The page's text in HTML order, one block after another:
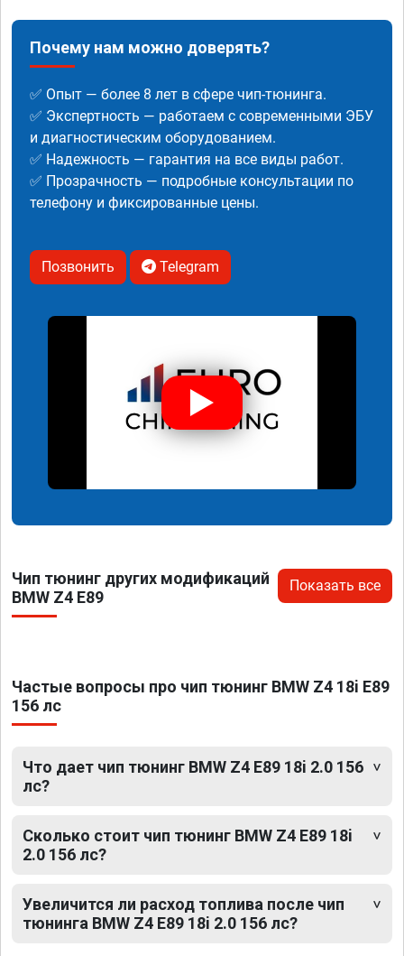
Почему нам можно доверять?
✅ Опыт — более 8 лет в сфере чип-тюнинга.
✅ Экспертность — работаем с современными ЭБУ
и диагностическим оборудованием.
✅ Надежность — гарантия на все виды работ.
✅ Прозрачность — подробные консультации по
телефону и фиксированные цены.
Позвонить Telegram
Чип тюнинг других модификаций
BMW Z4 E89
Показать все
Частые вопросы про чип тюнинг BMW Z4 18i E89
156 лс
Что дает чип тюнинг BMW Z4 E89 18i 2.0 156
лс?
Сколько стоит чип тюнинг BMW Z4 E89 18i
2.0 156 лс?
Увеличится ли расход топлива после чип
тюнинга BMW Z4 E89 18i 2.0 156 лс?